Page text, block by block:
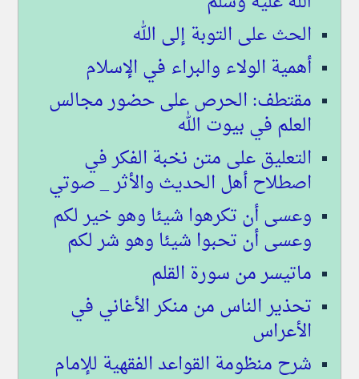
الحث على التوبة إلى الله
أهمية الولاء والبراء في الإسلام
مقتطف: الحرص على حضور مجالس
العلم في بيوت الله
التعليق على متن نخبة الفكر في
اصطلاح أهل الحديث والأثر _ صوتي
وعسى أن تكرهوا شيئا وهو خير لكم
وعسى أن تحبوا شيئا وهو شر لكم
ماتيسر من سورة القلم
تحذير الناس من منكر الأغاني في
الأعراس
شرح منظومة القواعد الفقهية للإمام